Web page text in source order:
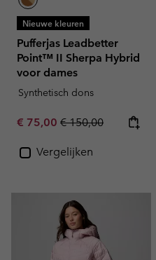
Nieuwe kleuren
Pufferjas Leadbetter
Point™ II Sherpa Hybrid
voor dames
Synthetisch dons
Sale price:
€ 75,00 Regular price:
€ 150,00
Vergelijken